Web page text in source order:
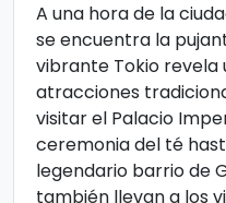
A una hora de la
se encuentra la
vibrante Tokio revela
atracciones
visitar el Palacio
ceremonia del té
legendario barrio de
también llevan a los